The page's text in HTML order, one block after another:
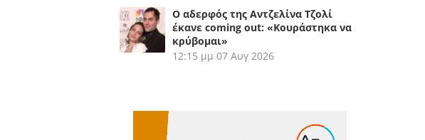
Ο αδερφός της Αντζελίνα Τζολί
έκανε coming out: «Κουράστηκα να
κρύβομαι»
12:15 μμ 07 Αυγ 2026